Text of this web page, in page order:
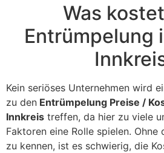
Was
Entrümpelung
Kein seriöses Unternehmen wird
zu den Entrümpelung Preise /
Innkreis treffen, da hier zu viele
Faktoren eine Rolle spielen.
zu kennen, ist es schwierig, die